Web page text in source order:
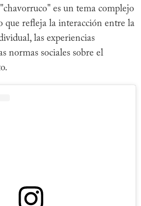
es un tema complejo
que refleja la interacción entre la
las experiencias
normas sociales sobre el